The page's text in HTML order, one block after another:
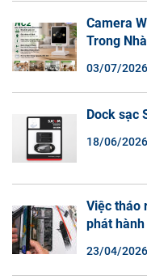
Camera
Trong
03/07/2026
Dock sạc
18/06/2026
Việc tháo
phát
23/04/2026